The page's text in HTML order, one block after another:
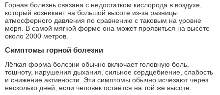
Горная болезнь связана с недостатком кислорода в воздухе,
который возникает на большой высоте из-за разницы
атмосферного давления по сравнению с таковым на уровне
моря. В самой мягкой форме она может проявиться на высоте
около 2000 метров.
Cимптомы горной болезни
Лёгкая форма болезни обычно включает головную боль,
тошноту, нарушения дыхания, сильное сердцебиение, слабость
и снижение активности. Эти симптомы обычно исчезают через
несколько дней, если человек остаётся на той же высоте.